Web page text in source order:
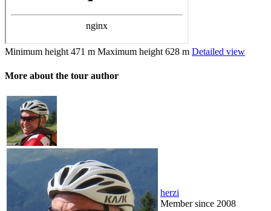
Minimum height 471 m Maximum height 628 m Detailed view
More about the tour author
herzi
Member since 2008